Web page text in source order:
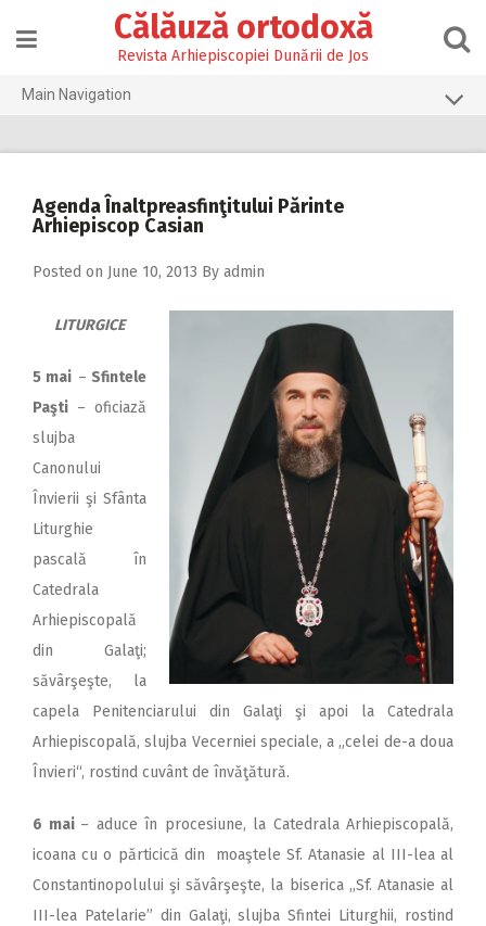
content
Călăuză ortodoxă
Revista Arhiepiscopiei Dunării de Jos
Main Navigation
2025
2022
2021
2020
2018
2017
2015
2014
2012
2011
2010
2009
Agenda Înaltpreasfinţitului Părinte
Arhiepiscop Casian
Posted on June 10, 2013 By admin
LITURGICE
5 mai – Sfintele
Paşti – oficiază
slujba
Canonului
Învierii şi Sfânta
Liturghie
pascală în
Catedrala
Arhiepiscopală
din Galaţi;
săvârşeşte, la
capela Penitenciarului din Galaţi şi apoi la Catedrala
Arhiepiscopală, slujba Vecerniei speciale, a „celei de-a doua
Învieri“, rostind cuvânt de învăţătură.
6 mai – aduce în procesiune, la Catedrala Arhiepiscopală,
icoana cu o părticică din moaştele Sf. Atanasie al III-lea al
Constantinopolului şi săvârşeşte, la biserica ,,Sf. Atanasie al
III-lea Patelarie” din Galaţi, slujba Sfintei Liturghii, rostind